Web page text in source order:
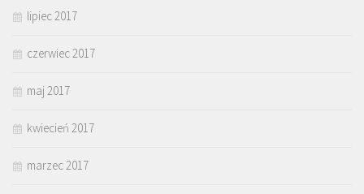
lipiec 2017
czerwiec 2017
maj 2017
kwiecień 2017
marzec 2017